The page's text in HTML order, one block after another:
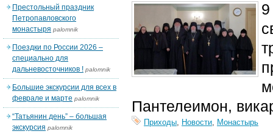
Пантелеимон,
Приходы, Новости, Монастырь
Престольный праздник
Петропавловского
монастыря palomnik
Поездки по России 2026 –
специально для
дальневосточников ! palomnik
Большие экскурсии для всех в
феврале и марте palomnik
“Татьянин день” – большая
экскурсия palomnik